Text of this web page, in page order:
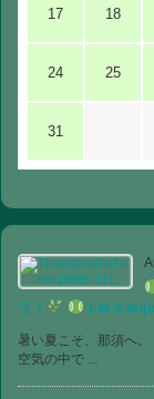
17 18
24 25
31
う！
Let’s
暑い夏こそ、那須へ
空気の中で ...